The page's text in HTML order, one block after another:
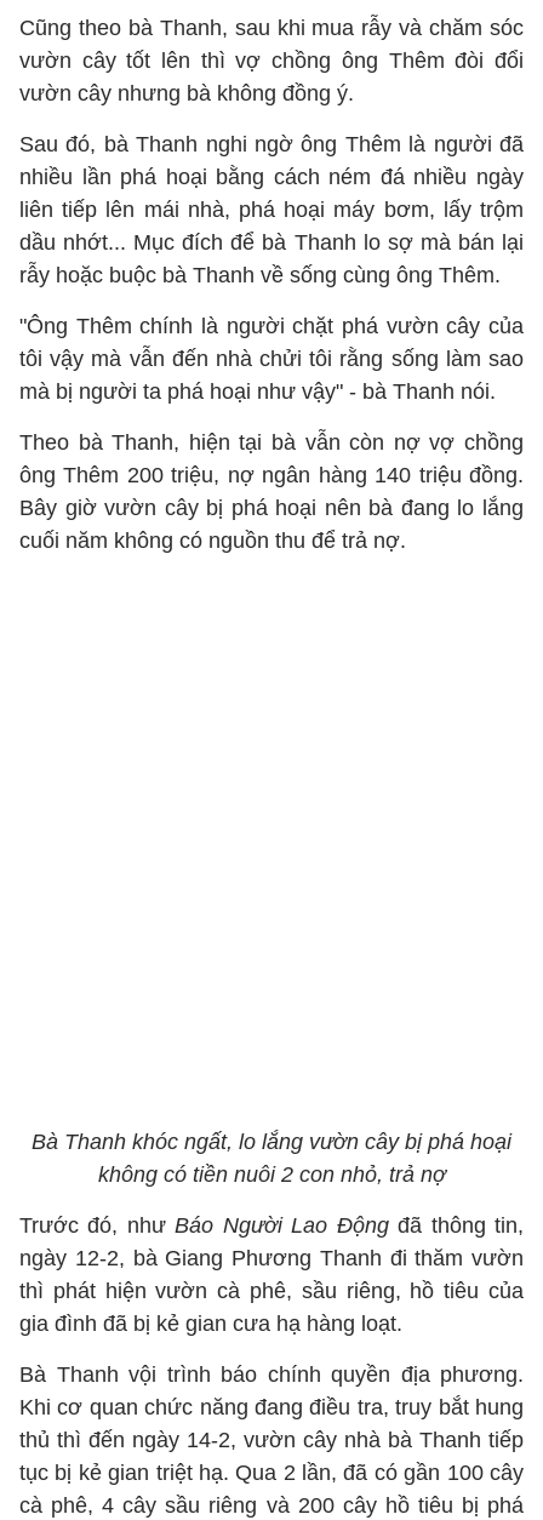
Cũng theo bà Thanh, sau khi mua rẫy và chăm sóc
vườn cây tốt lên thì vợ chồng ông Thêm đòi đổi
vườn cây nhưng bà không đồng ý.
Sau đó, bà Thanh nghi ngờ ông Thêm là người đã
nhiều lần phá hoại bằng cách ném đá nhiều ngày
liên tiếp lên mái nhà, phá hoại máy bơm, lấy trộm
dầu nhớt... Mục đích để bà Thanh lo sợ mà bán lại
rẫy hoặc buộc bà Thanh về sống cùng ông Thêm.
"Ông Thêm chính là người chặt phá vườn cây của
tôi vậy mà vẫn đến nhà chửi tôi rằng sống làm sao
mà bị người ta phá hoại như vậy" - bà Thanh nói.
Theo bà Thanh, hiện tại bà vẫn còn nợ vợ chồng
ông Thêm 200 triệu, nợ ngân hàng 140 triệu đồng.
Bây giờ vườn cây bị phá hoại nên bà đang lo lắng
cuối năm không có nguồn thu để trả nợ.
Bà Thanh khóc ngất, lo lắng vườn cây bị phá hoại
không có tiền nuôi 2 con nhỏ, trả nợ
Trước đó, nhưBáo Người Lao Độngđã thông tin,
ngày 12-2, bà Giang Phương Thanh đi thăm vườn
thì phát hiện vườn cà phê, sầu riêng, hồ tiêu của
gia đình đã bị kẻ gian cưa hạ hàng loạt.
Bà Thanh vội trình báo chính quyền địa phương.
Khi cơ quan chức năng đang điều tra, truy bắt hung
thủ thì đến ngày 14-2, vườn cây nhà bà Thanh tiếp
tục bị kẻ gian triệt hạ. Qua 2 lần, đã có gần 100 cây
cà phê, 4 cây sầu riêng và 200 cây hồ tiêu bị phá